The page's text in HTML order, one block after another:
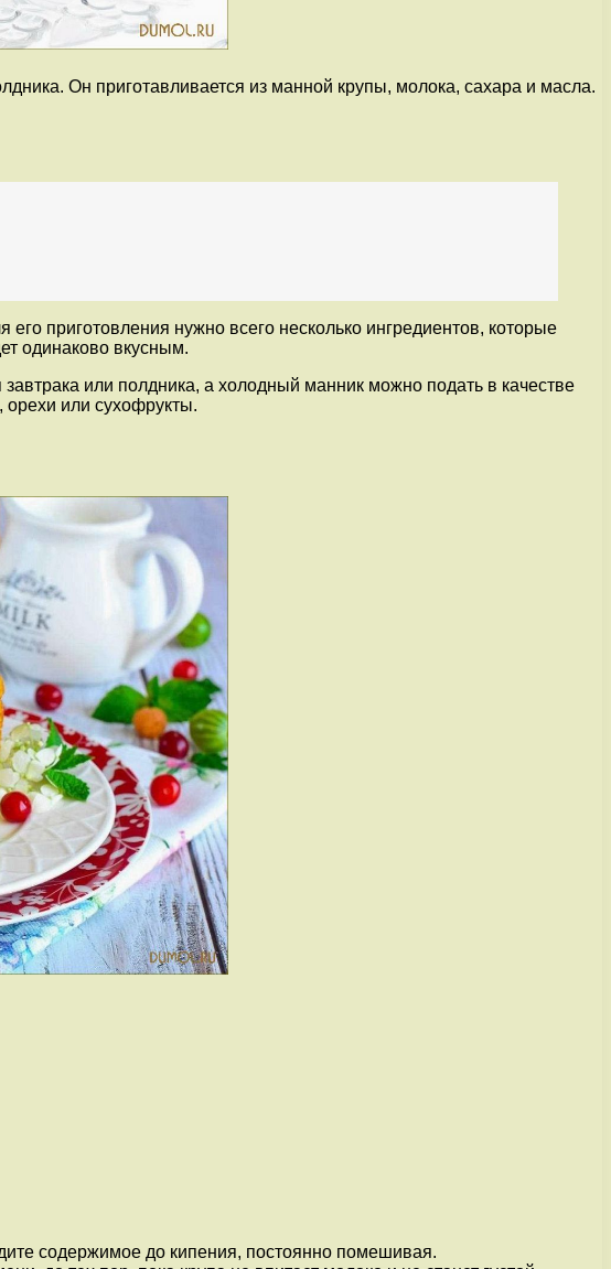
Он приготавливается из манной крупы, молока, сахара и масла.
приготовления нужно всего несколько ингредиентов, которые
одинаково вкусным.
или полдника, а холодный манник можно подать в качестве
орехи или сухофрукты.
содержимое до кипения, постоянно помешивая.